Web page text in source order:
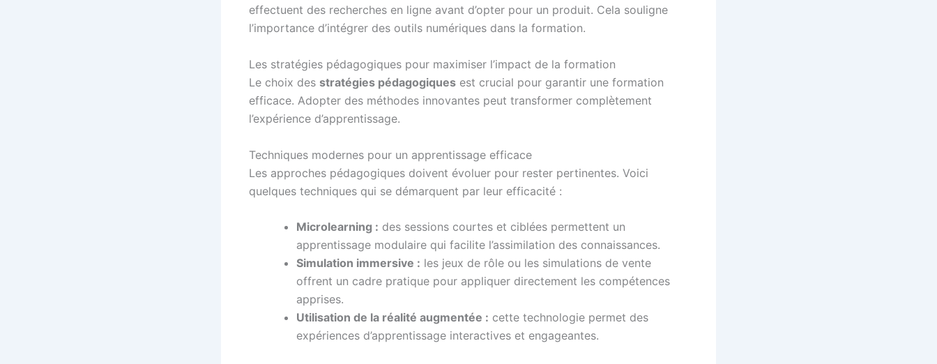
effectuent des recherches en ligne avant d’opter pour un produit. Cela souligne
l’importance d’intégrer des outils numériques dans la formation.
Les stratégies pédagogiques pour maximiser l’impact de la formation
Le choix des stratégies pédagogiques est crucial pour garantir une formation
efficace. Adopter des méthodes innovantes peut transformer complètement
l’expérience d’apprentissage.
Techniques modernes pour un apprentissage efficace
Les approches pédagogiques doivent évoluer pour rester pertinentes. Voici
quelques techniques qui se démarquent par leur efficacité :
Microlearning : des sessions courtes et ciblées permettent un
apprentissage modulaire qui facilite l’assimilation des connaissances.
Simulation immersive : les jeux de rôle ou les simulations de vente
offrent un cadre pratique pour appliquer directement les compétences
apprises.
Utilisation de la réalité augmentée : cette technologie permet des
expériences d’apprentissage interactives et engageantes.